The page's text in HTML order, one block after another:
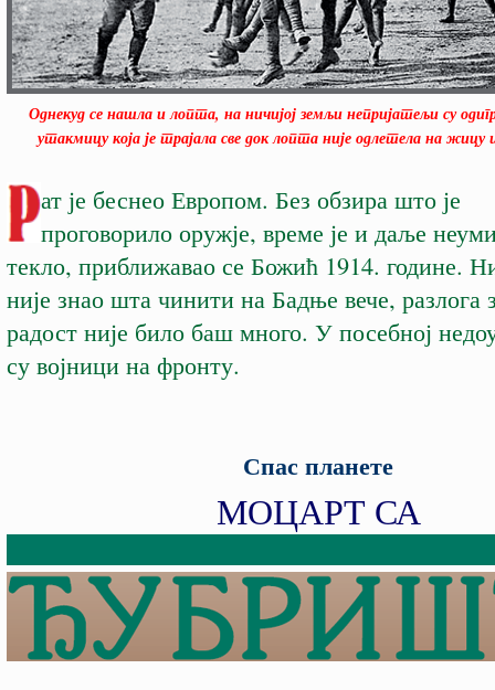
Однекуд се нашла и лопта, на ничијој земљи непријатељи су
утакмицу која је трајала све док лопта није одлетела на жицу
ат је беснео Европом. Без обзира што је
проговорило оружје, време је и даље
текло, приближавао се Божић 1914. године.
није знао шта чинити на Бадње вече, разлога
радост није било баш много. У посебној
су војници на фронту.
Спас планете
МОЦАРТ СА